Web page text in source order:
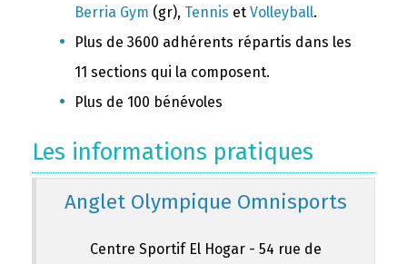
Berria Gym (gr), Tennis et Volleyball.
Plus de 3600 adhérents répartis dans les
11 sections qui la composent.
Plus de 100 bénévoles
Les informations pratiques
Anglet Olympique Omnisports
Centre Sportif El Hogar - 54 rue de